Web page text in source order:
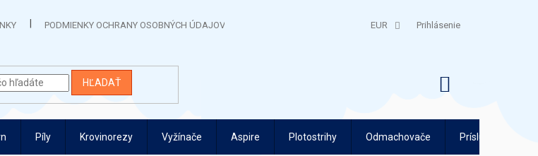
PODMIENKY OCHRANY OSOBNÝCH ÚDAJOV EUR Prihlásenie
HĽADAŤ
Píly Krovinorezy Vyžínače Aspire Plotostrihy Odmachovače Príslušenstvo